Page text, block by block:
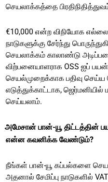
செயலாக்கத்தை
€10,000 என்ற விநியோக
நாடுகளுக்கு சேர்ந்து
செயலாக்கம் காலாண்டு
விற்பனையாளராக OSS ஐப்
செயல்முறைக்காக பதிவு
எடுத்துக்காட்டாக,
செய்யலாம்.
அமேசான் பான்-யூ திட்டத்தின்
என்ன கவனிக்க வேண்டும்?
நீங்கள் பான்-யூ கப்பல்களை
அதனால் சேமிப்பு நாடுகளில் VAT